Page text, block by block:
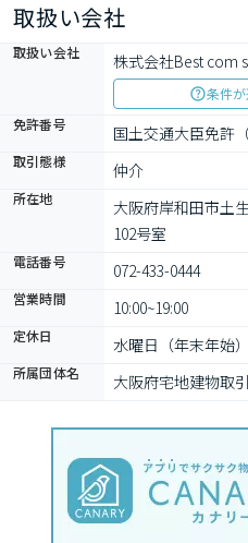
取扱い会社
取扱い会社 株式会社Best com
条件
免許番号
国土交通大臣免許
取引態様 仲介
所在地
大阪府岸和田市土
102号室
電話番号 072-433-0444
営業時間 10:00~19:00
定休日 水曜日（年末年始）
所属団体名 大阪府宅地建物取